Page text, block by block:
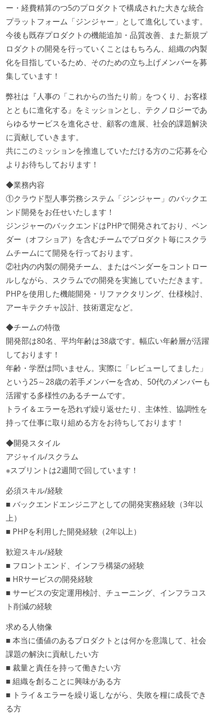
ー・経費精算のつ5のプロダクトで構成された大きな統合
プラットフォーム「ジンジャー」として進化しています。
今後も既存プロダクトの機能追加・品質改善、また新規プ
ロダクトの開発を行っていくことはもちろん、組織の内製
化を目指しているため、そのための立ち上げメンバーを募
集しています！
弊社は『人事の「これからの当たり前」をつくり、お客様
とともに進化する』をミッションとし、テクノロジーであ
らゆるサービスを進化させ、顧客の進展、社会的課題解決
に貢献していきます。
共にこのミッションを推進していただける方のご応募を心
よりお待ちしております！
◆業務内容
①クラウド型人事労務システム「ジンジャー」のバックエ
ンド開発をお任せいたします！
ジンジャーのバックエンドはPHPで開発されており、ベン
ダー（オフショア）を含むチームでプロダクト毎にスクラ
ムチームにて開発を行っております。
②社内の内製の開発チーム、またはベンダーをコントロー
ルしながら、スクラムでの開発を実施していただきます。
PHPを使用した機能開発・リファクタリング、仕様検討、
アーキテクチャ設計、技術選定など。
◆チームの特徴
開発部は80名、平均年齢は38歳です。幅広い年齢層が活躍
しております！
年齢・学歴は問いません。実際に「レビューしてました」
という25～28歳の若手メンバーを含め、50代のメンバーも
活躍する多様性のあるチームです。
トライ＆エラーを恐れず繰り返せたり、主体性、協調性を
持って仕事に取り組める方をお待ちしております！
◆開発スタイル
アジャイル/スクラム
※スプリントは2週間で回しています！
必須スキル/経験
■ バックエンドエンジニアとしての開発実務経験（3年以
上）
■ PHPを利用した開発経験（2年以上）
歓迎スキル/経験
■ フロントエンド、インフラ構築の経験
■ HRサービスの開発経験
■ サービスの安定運用検討、チューニング、インフラコス
ト削減の経験
求める人物像
■ 本当に価値のあるプロダクトとは何かを意識して、社会
課題の解決に貢献したい方
■ 裁量と責任を持って働きたい方
■ 組織を創ることに興味がある方
■ トライ＆エラーを繰り返しながら、失敗を糧に成長でき
る方